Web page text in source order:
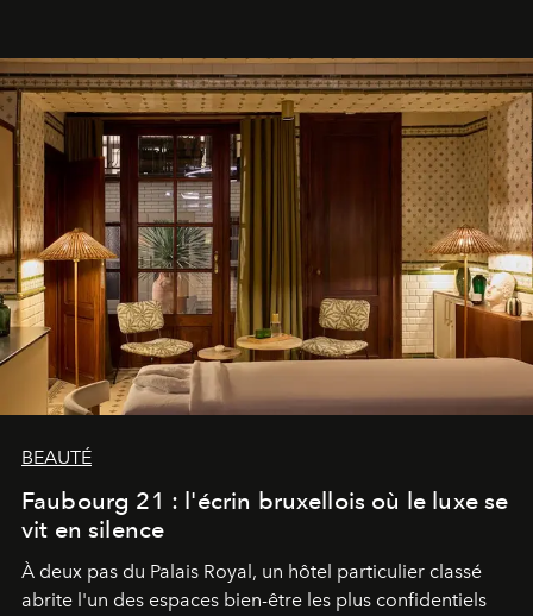
BEAUTÉ
Faubourg 21 : l'écrin bruxellois où le luxe se
vit en silence
À deux pas du Palais Royal, un hôtel particulier classé
abrite l'un des espaces bien-être les plus confidentiels